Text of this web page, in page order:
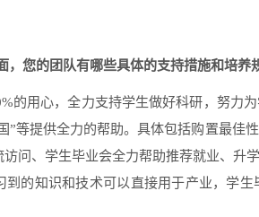
，您的团队有哪些具体的支持措施和培养
的用心，全力支持学生做好科研，努力
”等提供全力的帮助。具体包括购置最
问、学生毕业会全力帮助推荐就业、升
到的知识和技术可以直接用于产业，学